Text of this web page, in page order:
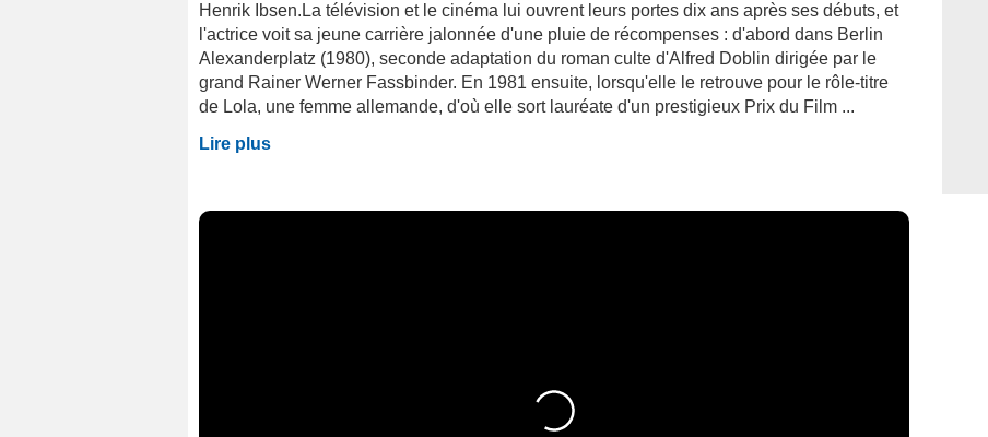
Henrik Ibsen.La télévision et le cinéma lui ouvrent leurs portes dix ans après ses débuts, et
l'actrice voit sa jeune carrière jalonnée d'une pluie de récompenses : d'abord dans Berlin
Alexanderplatz (1980), seconde adaptation du roman culte d'Alfred Doblin dirigée par le
grand Rainer Werner Fassbinder. En 1981 ensuite, lorsqu'elle le retrouve pour le rôle-titre
de Lola, une femme allemande, d'où elle sort lauréate d'un prestigieux Prix du Film ...
Lire plus